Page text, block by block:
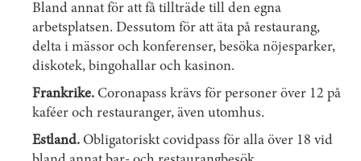
Bland annat för att få tillträde till den egna
arbetsplatsen. Dessutom för att äta på restaurang,
delta i mässor och konferenser, besöka nöjesparker,
diskotek, bingohallar och kasinon.
Frankrike. Coronapass krävs för personer över 12 på
kaféer och restauranger, även utomhus.
Estland. Obligatoriskt covidpass för alla över 18 vid